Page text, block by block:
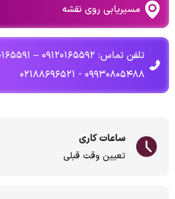
مسیریابی روی نقشه
۰۹۹۳۰۸۰۵۴۸۸ - ۰۲۱۸۸۶۹۶۵۲۱
ساعات کاری
تعیین وقت قبلی